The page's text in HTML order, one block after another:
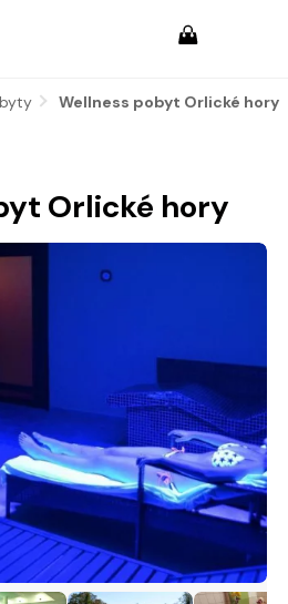
Aktuální:
Wellness pobyt Orlické hory
Orlické hory